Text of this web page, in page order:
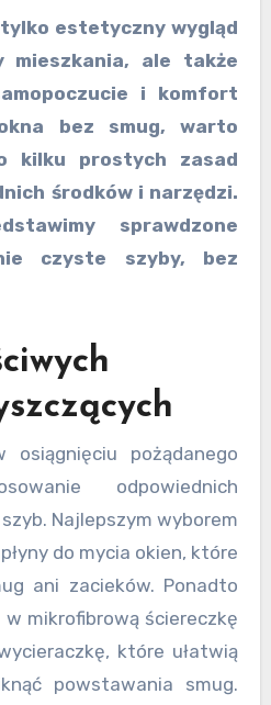
mieszkania, ale także
i komfort
bez smug, warto
kilku prostych zasad
środków i narzędzi.
sprawdzone
czyste szyby, bez
pożądanego
odpowiednich
Najlepszym wyborem
do mycia okien, które
ani zacieków. Ponadto
mikrofibrową ściereczkę
które ułatwią
powstawania smug.